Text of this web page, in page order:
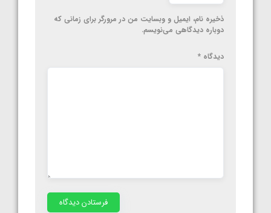
ذخیره نام، ایمیل و وبسایت من در مرورگر برای زمانی که
دوباره دیدگاهی می‌نویسم.
دیدگاه *